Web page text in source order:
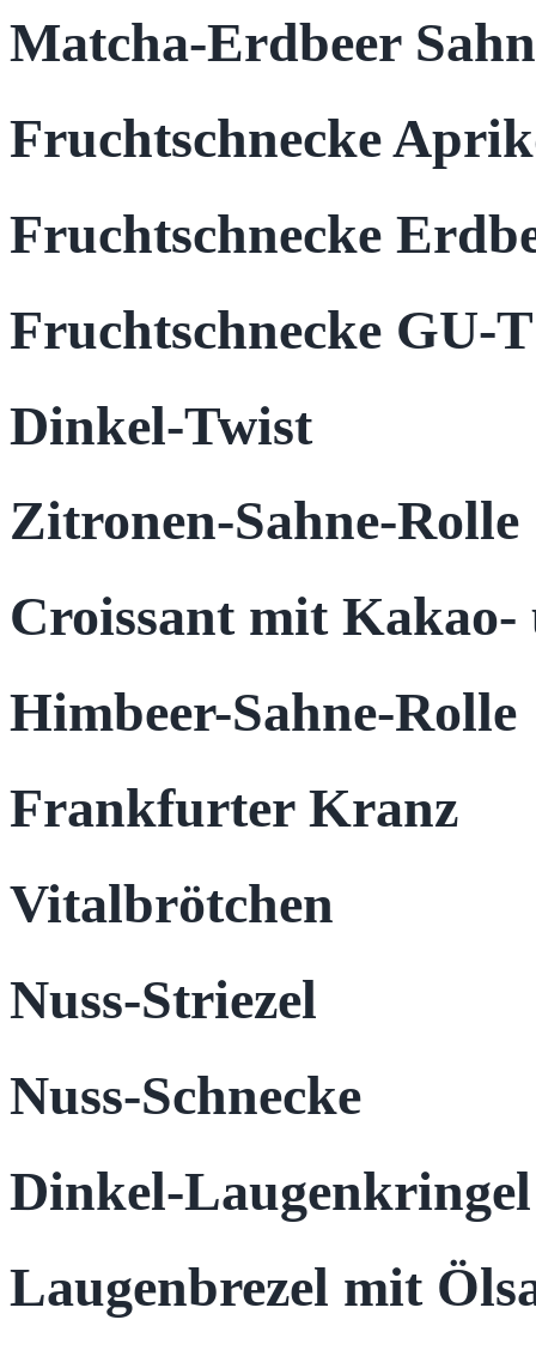
Matcha-Erdbeer
Fruchtschnecke
Fruchtschnecke
Fruchtschnecke GU-
Dinkel-Twist
Zitronen-Sahne-Rolle
Croissant mit
Himbeer-Sahne-Rolle
Frankfurter Kranz
Vitalbrötchen
Nuss-Striezel
Nuss-Schnecke
Dinkel-Laugenkringel
Laugenbrezel mit